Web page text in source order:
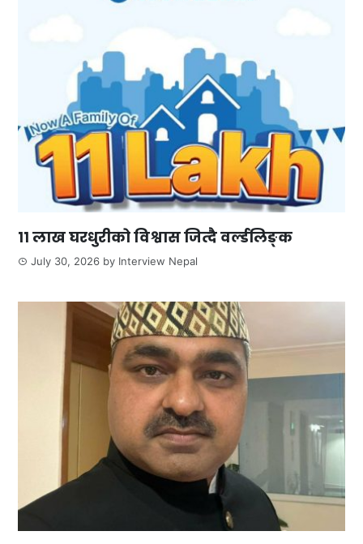
११ लाख घरधुरीको विश्वास जित्दै वर्ल्डलिङ्क
July 30, 2026 by Interview Nepal